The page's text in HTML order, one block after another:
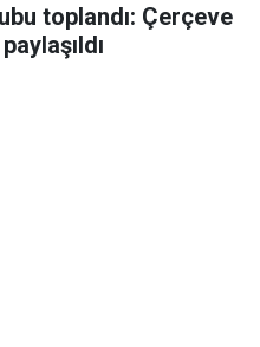
toplandı: Çerçeve